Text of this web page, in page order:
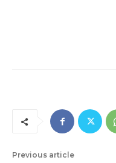
Previous article